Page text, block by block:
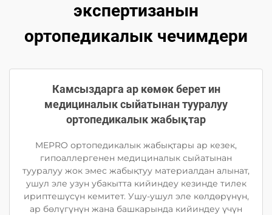
экспертизанын
ортопедикалык чечимдери
Камсыздарга ар көмөк берет ин
медициналык сыйатынан тууралуу
ортопедикалык жабықтар
MEPRO ортопедикалык жабықтары ар кезек,
гипоаллергенен медициналык сыйатынан
тууралуу жок эмес жабықтуу материалдан алынат,
ушул эле узун убакытта кийиндеу кезинде тилек
ириптешүсүн кемитет. Ушу-ушул эле көлдөрүнүн,
ар бөлүгүнүн жана башкарында кийиндеу үчүн